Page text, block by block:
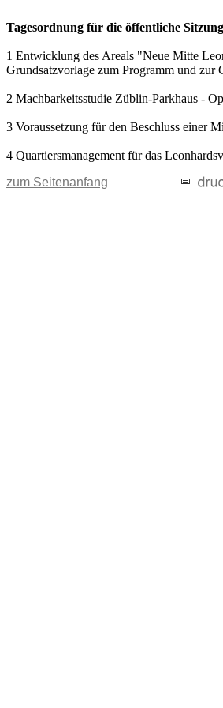
Tagesordnung für die öffentliche
1 Entwicklung des Areals "Neue Mitte
Grundsatzvorlage zum Programm und zur
2 Machbarkeitsstudie Züblin-Parkhaus -
3 Voraussetzung für den Beschluss einer
4 Quartiersmanagement für das
zum Seitenanfang